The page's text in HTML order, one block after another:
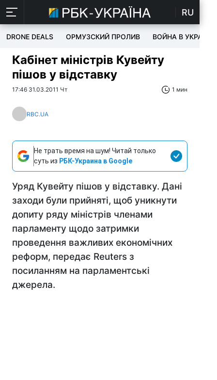
RU
DRONE DEALS ОРМУЗСКИЙ ПРОЛИВ ВОЙНА В УКРАИНЕ
Кабінет міністрів Кувейту
пішов у відставку
17:46 31.03.2011 Чт 1 мин
RBC.UA
Не трать время на шум! Читай только
суть из РБК-Украина в Google
Уряд Кувейту пішов у відставку. Дані
заходи були прийняті, щоб уникнути
допиту ряду міністрів членами
парламенту щодо затримки
проведення важливих економічних
реформ, передає Reuters з
посиланням на парламентські
джерела.